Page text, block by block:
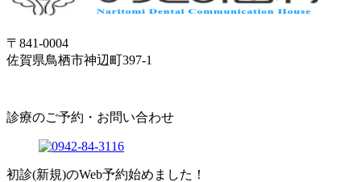
〒841-0004
佐賀県鳥栖市神辺町397-1
診療のご予約・お問い合わせ
初診(新規)のWeb予約始めました！